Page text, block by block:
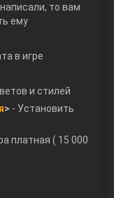
то вам
ему
в игре
и стилей
> - Установить
платная ( 15 000